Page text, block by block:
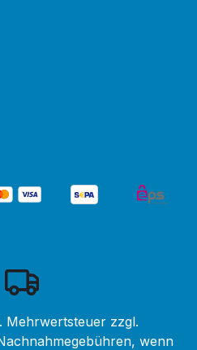
Mehrwertsteuer zzgl.
wenn